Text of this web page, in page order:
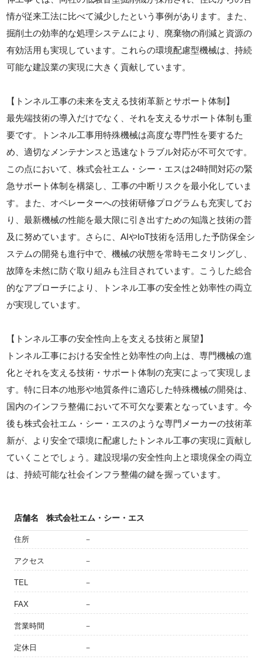
情が従来工法に比べて減少したという事例があります。また、
掘削土の効率的な処理システムにより、廃棄物の削減と資源の
有効活用も実現しています。これらの環境配慮型機械は、持続
可能な建設業の実現に大きく貢献しています。
【トンネル工事の未来を支える技術革新とサポート体制】
最先端技術の導入だけでなく、それを支えるサポート体制も重
要です。トンネル工事用特殊機械は高度な専門性を要するた
め、適切なメンテナンスと迅速なトラブル対応が不可欠です。
この点において、株式会社エム・シー・エスは24時間対応の緊
急サポート体制を構築し、工事の中断リスクを最小化していま
す。また、オペレーターへの技術研修プログラムも充実してお
り、最新機械の性能を最大限に引き出すための知識と技術の普
及に努めています。さらに、AIやIoT技術を活用した予防保全シ
ステムの開発も進行中で、機械の状態を常時モニタリングし、
故障を未然に防ぐ取り組みも注目されています。こうした総合
的なアプローチにより、トンネル工事の安全性と効率性の両立
が実現しています。
【トンネル工事の安全性向上を支える技術と展望】
トンネル工事における安全性と効率性の向上は、専門機械の進
化とそれを支える技術・サポート体制の充実によって実現しま
す。特に日本の地形や地質条件に適応した特殊機械の開発は、
国内のインフラ整備において不可欠な要素となっています。今
後も株式会社エム・シー・エスのような専門メーカーの技術革
新が、より安全で環境に配慮したトンネル工事の実現に貢献し
ていくことでしょう。建設現場の安全性向上と環境保全の両立
は、持続可能な社会インフラ整備の鍵を握っています。
店舗名 株式会社エム・シー・エス
住所 －
アクセス －
TEL －
FAX －
営業時間 －
定休日 －